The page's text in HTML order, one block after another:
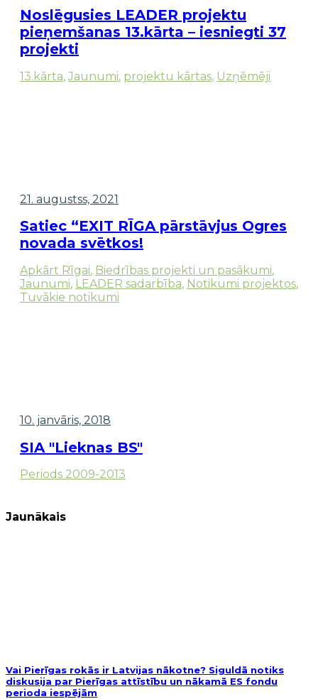
Noslēgusies LEADER projektu
pieņemšanas 13.kārta – iesniegti 37
projekti
13.kārta, Jaunumi, projektu kārtas, Uzņēmēji
21. augustss, 2021
Satiec “EXIT RĪGA pārstāvjus Ogres
novada svētkos!
Apkārt Rīgai, Biedrības projekti un pasākumi,
Jaunumi, LEADER sadarbība, Notikumi projektos,
Tuvākie notikumi
10. janvāris, 2018
SIA "Lieknas BS"
Periods 2009-2013
Jaunākais
Vai Pierīgas rokās ir Latvijas nākotne? Siguldā notiks
diskusija par Pierīgas attīstību un nākamā ES fondu
perioda iespējām